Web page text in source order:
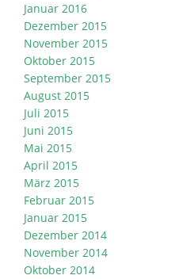
Januar 2016
Dezember 2015
November 2015
Oktober 2015
September 2015
August 2015
Juli 2015
Juni 2015
Mai 2015
April 2015
März 2015
Februar 2015
Januar 2015
Dezember 2014
November 2014
Oktober 2014